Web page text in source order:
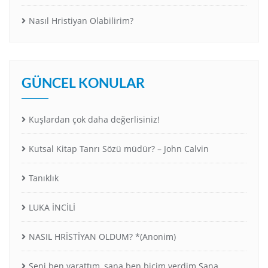
Nasıl Hristiyan Olabilirim?
GÜNCEL KONULAR
Kuşlardan çok daha değerlisiniz!
Kutsal Kitap Tanrı Sözü müdür? – John Calvin
Tanıklık
LUKA İNCİLİ
NASIL HRİSTİYAN OLDUM? *(Anonim)
Seni ben yarattım, sana ben biçim verdim.Sana